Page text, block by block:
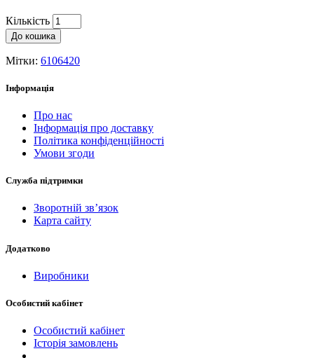
Кількість
До кошика
Мітки: 6106420
Інформація
Про нас
Інформація про доставку
Політика конфіденційності
Умови згоди
Служба підтримки
Зворотній зв’язок
Карта сайту
Додатково
Виробники
Особистий кабінет
Особистий кабінет
Історія замовлень